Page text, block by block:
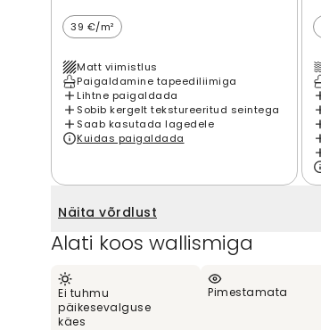
39 €/m²
Matt viimistlus
Paigaldamine tapeediliimiga
Lihtne paigaldada
Sobib kergelt tekstureeritud seintega
Saab kasutada lagedele
Kuidas paigaldada
Näita võrdlust
Alati koos wallismiga
Ei tuhmu
päikesevalguse
käes
Pimestamata